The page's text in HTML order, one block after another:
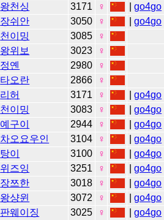
왕천싱 3171 ♀ |go4go
장쉬안 3050 ♀ |go4go
천이밍 3085
♀
왕위보 3023
♀
정옌 2980
♀
타오란 2866
♀
리허 3171 ♀ |go4go
천이밍 3083 ♀ |go4go
예구이 2944 ♀ |go4go
차오요우인 3104 ♀ |go4go
탕이 3100 ♀ |go4go
위즈잉 3251 ♀ |go4go
장쯔한 3018 ♀ |go4go
왕샹윈 3072 ♀ |go4go
판웨이징 3025 ♀ |go4go